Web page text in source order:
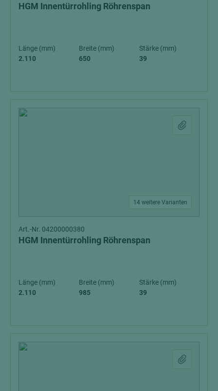
HGM Innentürrohling Röhrenspan
Länge (mm)
2.110
Breite (mm)
650
Stärke (mm)
39
14 weitere Varianten
Art.-Nr. 04200000380
HGM Innentürrohling Röhrenspan
Länge (mm)
2.110
Breite (mm)
985
Stärke (mm)
39